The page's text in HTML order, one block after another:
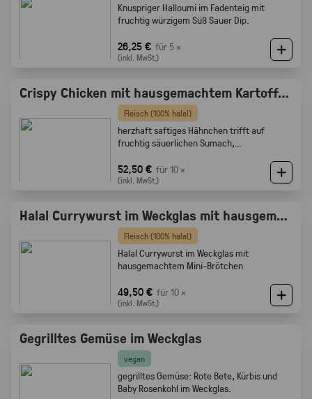
Knuspriger Halloumi im Fadenteig mit
fruchtig würzigem Süß Sauer Dip.
26,25 € für 5 ×
(inkl. MwSt.)
Crispy Chicken mit hausgemachtem Kartoffelsalat
Fleisch (100% halal)
herzhaft saftiges Hähnchen trifft auf
fruchtig säuerlichen Sumach,
Röstaromen vom knusprigen Brot
52,50 € für 10 ×
(inkl. MwSt.)
Halal Currywurst im Weckglas mit hausgemachtem Mini-Brötchen
Fleisch (100% halal)
Halal Currywurst im Weckglas mit
hausgemachtem Mini-Brötchen
49,50 € für 10 ×
(inkl. MwSt.)
Gegrilltes Gemüse im Weckglas
vegan
gegrilltes Gemüse: Rote Bete, Kürbis und
Baby Rosenkohl im Weckglas.